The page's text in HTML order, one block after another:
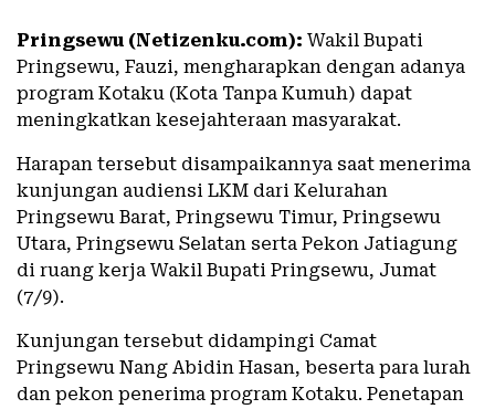
Pringsewu (Netizenku.com): Wakil Bupati
Pringsewu, Fauzi, mengharapkan dengan adanya
program Kotaku (Kota Tanpa Kumuh) dapat
meningkatkan kesejahteraan masyarakat.
Harapan tersebut disampaikannya saat menerima
kunjungan audiensi LKM dari Kelurahan
Pringsewu Barat, Pringsewu Timur, Pringsewu
Utara, Pringsewu Selatan serta Pekon Jatiagung
di ruang kerja Wakil Bupati Pringsewu, Jumat
(7/9).
Kunjungan tersebut didampingi Camat
Pringsewu Nang Abidin Hasan, beserta para lurah
dan pekon penerima program Kotaku. Penetapan